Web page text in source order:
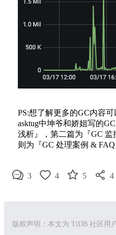
PS:想了解更多的GC内容
asktug中坤爷和娇姐写的
浅析』，第二篇为『GC
则为『GC 处理案例 & FAQ
3 4 5 4
版权声明：本文为 TiDB 社区用